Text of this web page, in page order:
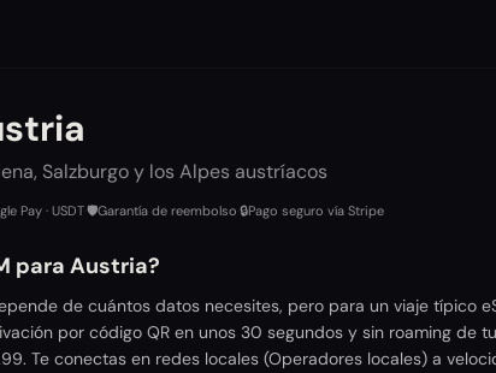
Salzburgo y los Alpes austríacos
Pay · USDT🛡️Garantía de reembolso 🔒Pago seguro vía Stripe
para Austria?
de cuántos datos necesites, pero para un viaje típico
por código QR en unos 30 segundos y sin roaming de
Te conectas en redes locales (Operadores locales) a